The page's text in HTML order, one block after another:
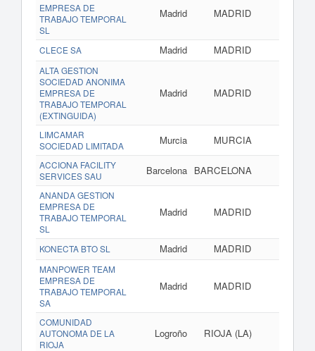
EMPRESA DE
TRABAJO TEMPORAL
SL
Madrid MADRID
CLECE SA Madrid MADRID
ALTA GESTION
SOCIEDAD ANONIMA
EMPRESA DE
TRABAJO TEMPORAL
(EXTINGUIDA)
Madrid MADRID
LIMCAMAR
SOCIEDAD LIMITADA
Murcia MURCIA
ACCIONA FACILITY
SERVICES SAU
Barcelona BARCELONA
ANANDA GESTION
EMPRESA DE
TRABAJO TEMPORAL
SL
Madrid MADRID
KONECTA BTO SL Madrid MADRID
MANPOWER TEAM
EMPRESA DE
TRABAJO TEMPORAL
SA
Madrid MADRID
COMUNIDAD
AUTONOMA DE LA
RIOJA
Logroño RIOJA (LA)